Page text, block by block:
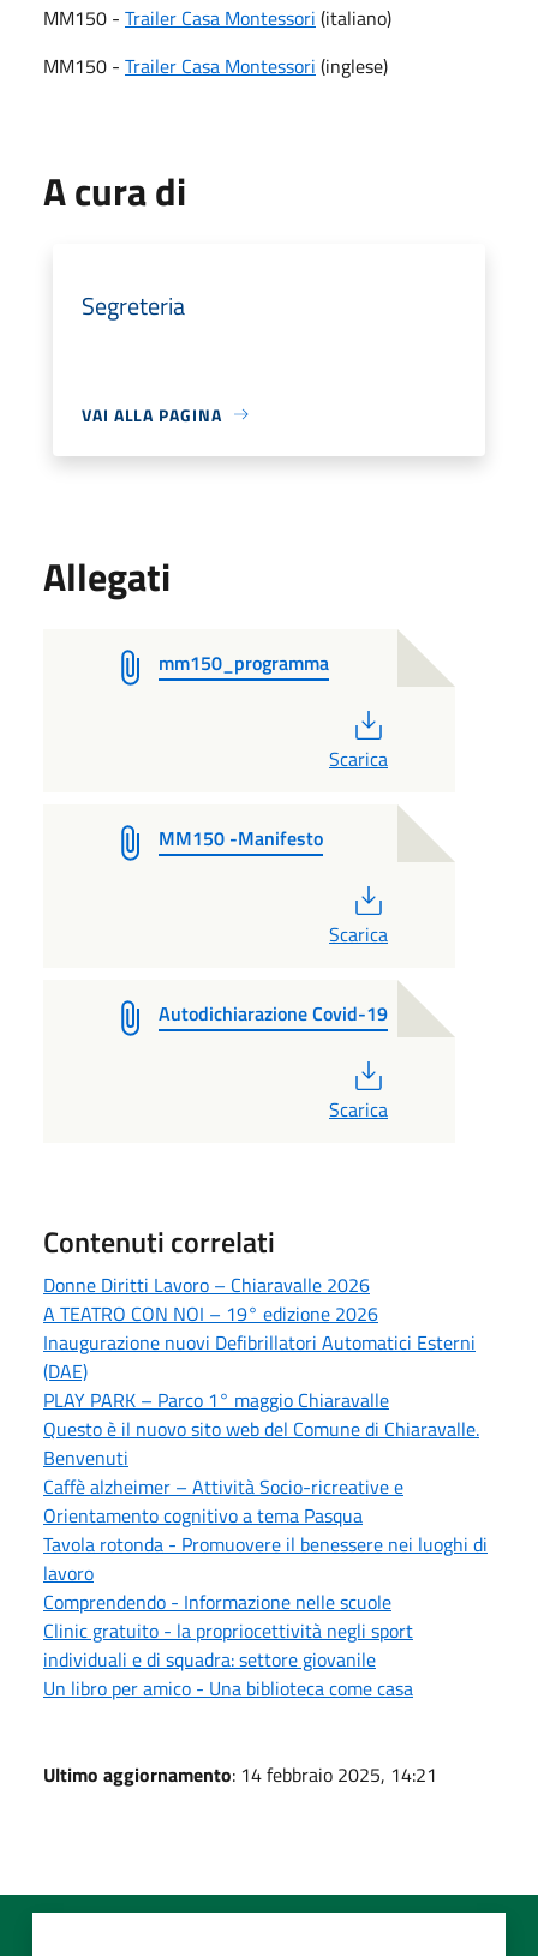
MM150 - Trailer Casa Montessori (italiano)
MM150 - Trailer Casa Montessori (inglese)
A cura di
Segreteria
VAI ALLA PAGINA
Allegati
mm150_programma
Scarica
MM150 -Manifesto
Scarica
Autodichiarazione Covid-19
Scarica
Contenuti correlati
Donne Diritti Lavoro – Chiaravalle 2026
A TEATRO CON NOI – 19° edizione 2026
Inaugurazione nuovi Defibrillatori Automatici Esterni
(DAE)
PLAY PARK – Parco 1° maggio Chiaravalle
Questo è il nuovo sito web del Comune di Chiaravalle.
Benvenuti
Caffè alzheimer – Attività Socio-ricreative e
Orientamento cognitivo a tema Pasqua
Tavola rotonda - Promuovere il benessere nei luoghi di
lavoro
Comprendendo - Informazione nelle scuole
Clinic gratuito - la propriocettività negli sport
individuali e di squadra: settore giovanile
Un libro per amico - Una biblioteca come casa
Ultimo aggiornamento: 14 febbraio 2025, 14:21